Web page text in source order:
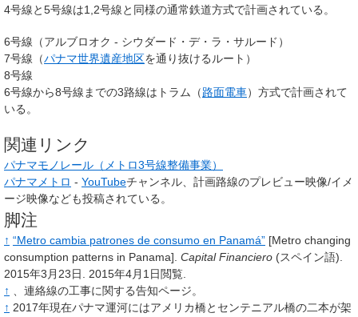
4号線と5号線は1,2号線と同様の通常鉄道方式で計画されている。
6号線（アルブロオク - シウダード・デ・ラ・サルード）
7号線（パナマ世界遺産地区を通り抜けるルート）
8号線
6号線から8号線までの3路線はトラム（路面電車）方式で計画されて
いる。
関連リンク
パナマモノレール（メトロ3号線整備事業）
パナマメトロ - YouTubeチャンネル 、計画路線のプレビュー映像/イメ
ージ映像なども投稿されている。
脚注
↑ “Metro cambia patrones de consumo en Panamá” [Metro changing
consumption patterns in Panama] Capital Financiero (スペイン語).
2015年3月23日
. 2015年4月1日閲覧
↑
、連絡線の工事に関する告知ページ。
↑ 2017年現在パナマ運河にはアメリカ橋とセンテニアル橋の二本が架